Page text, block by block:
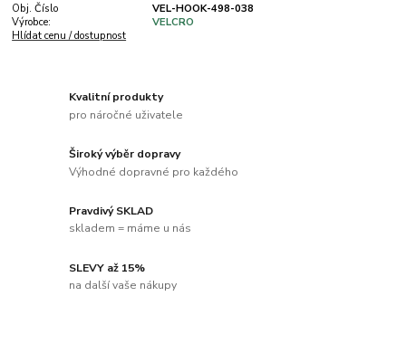
Obj. Číslo
VEL-HOOK-498-038
Výrobce:
VELCRO
Hlídat cenu / dostupnost
Kvalitní produkty
pro náročné uživatele
Široký výběr dopravy
Výhodné dopravné pro každého
Pravdivý SKLAD
skladem = máme u nás
SLEVY až 15%
na další vaše nákupy